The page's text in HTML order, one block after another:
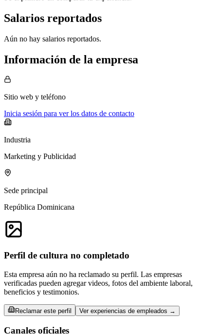
Salarios reportados
Aún no hay salarios reportados.
Información de la empresa
Sitio web y teléfono
Inicia sesión para ver los datos de contacto
Industria
Marketing y Publicidad
Sede principal
República Dominicana
Perfil de cultura no completado
Esta empresa aún no ha reclamado su perfil. Las empresas
verificadas pueden agregar videos, fotos del ambiente laboral,
beneficios y testimonios.
Reclamar este perfil Ver experiencias de empleados →
Canales oficiales